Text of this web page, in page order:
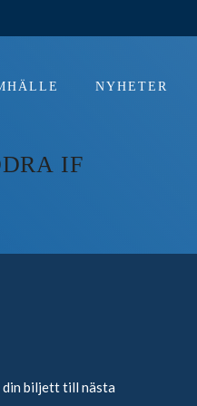
NYHETER
IF
din biljett till nästa